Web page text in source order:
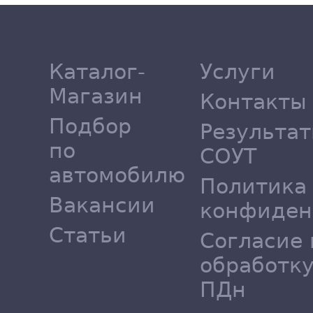
Каталог-
Магазин
Подбор
по
автомобилю
Вакансии
Статьи
Услуги
Контакты
СОУТ
Политика
Согласие
ПДн